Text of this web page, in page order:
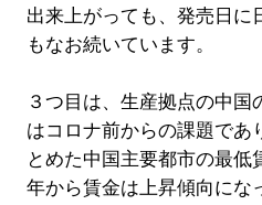
出来上がっても、発売日に
もなお続いています。
３つ目は、生産拠点の中
はコロナ前からの課題であ
とめた中国主要都市の最低
年から賃金は上昇傾向にな